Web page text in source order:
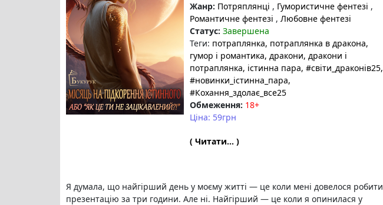
Жанр: Потряплянці , Гумористичне фентезі ,
Романтичне фентезі , Любовне фентезі
Статус: Завершена
Теги: потраплянка, потраплянка в дракона,
гумор і романтика, дракони, дракони і
потраплянка, істинна пара, #світи_драконів25,
#новинки_істинна_пара,
#Кохання_здолає_все25
Обмеження: 18+
Ціна: 59грн
( Читати... )
Я думала, що найгірший день у моєму житті — це коли мені довелося робити
презентацію за три години. Але ні. Найгірший — це коли я опинилася у